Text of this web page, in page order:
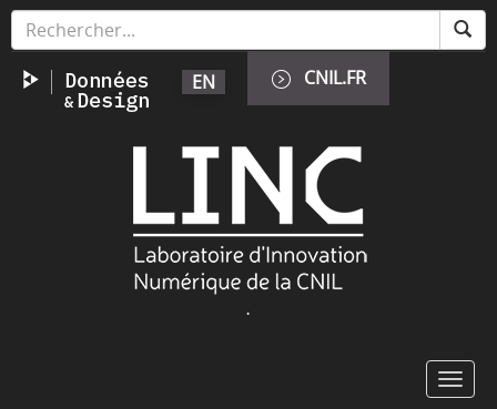
Aller
principal
EN CNIL.FR
.
Panneau de gestion des cookies